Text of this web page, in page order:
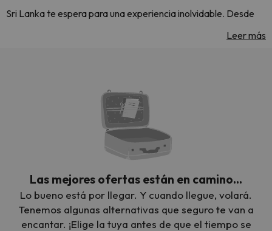
Sri Lanka te espera para una experiencia inolvidable. Desde
destino tiene todo lo que necesitas para unas vacaciones
reservar tu viaje a Sri Lanka y vivir una aventura única!
Leer más
Las mejores ofertas están en camino…
Lo bueno está por llegar. Y cuando llegue, volará.
Tenemos algunas alternativas que seguro te van a
encantar. ¡Elige la tuya antes de que el tiempo se